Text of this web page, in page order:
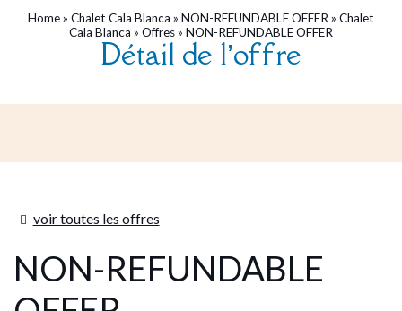
Home» Chalet Cala Blanca » NON-REFUNDABLE OFFER » Chalet
Cala Blanca » Offres» NON-REFUNDABLE OFFER
Détail de l’offre
voir toutes les offres
NON-REFUNDABLE